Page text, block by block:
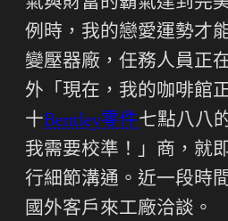
氣與財富的霸氣達到完
例時，我的戀愛運勢才
變壓器廠，任務人員正
外「現在，我的咖啡館
十Bentley零件七點八八
我需要校準！」商，就
行細節溝通。近一段時
國外客戶來工廠洽談。